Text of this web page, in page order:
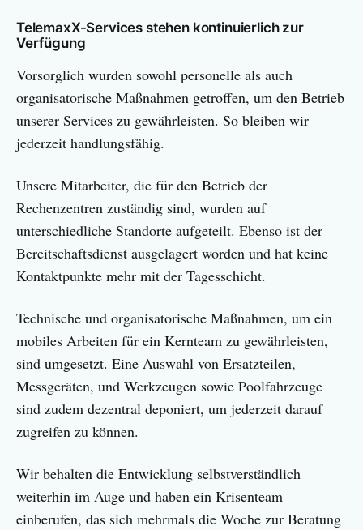
TelemaxX-Services stehen kontinuierlich zur
Verfügung
Vorsorglich wurden sowohl personelle als auch
organisatorische Maßnahmen getroffen, um den Betrieb
unserer Services zu gewährleisten. So bleiben wir
jederzeit handlungsfähig.
Unsere Mitarbeiter, die für den Betrieb der
Rechenzentren zuständig sind, wurden auf
unterschiedliche Standorte aufgeteilt. Ebenso ist der
Bereitschaftsdienst ausgelagert worden und hat keine
Kontaktpunkte mehr mit der Tagesschicht.
Technische und organisatorische Maßnahmen, um ein
mobiles Arbeiten für ein Kernteam zu gewährleisten,
sind umgesetzt. Eine Auswahl von Ersatzteilen,
Messgeräten, und Werkzeugen sowie Poolfahrzeuge
sind zudem dezentral deponiert, um jederzeit darauf
zugreifen zu können.
Wir behalten die Entwicklung selbstverständlich
weiterhin im Auge und haben ein Krisenteam
einberufen, das sich mehrmals die Woche zur Beratung